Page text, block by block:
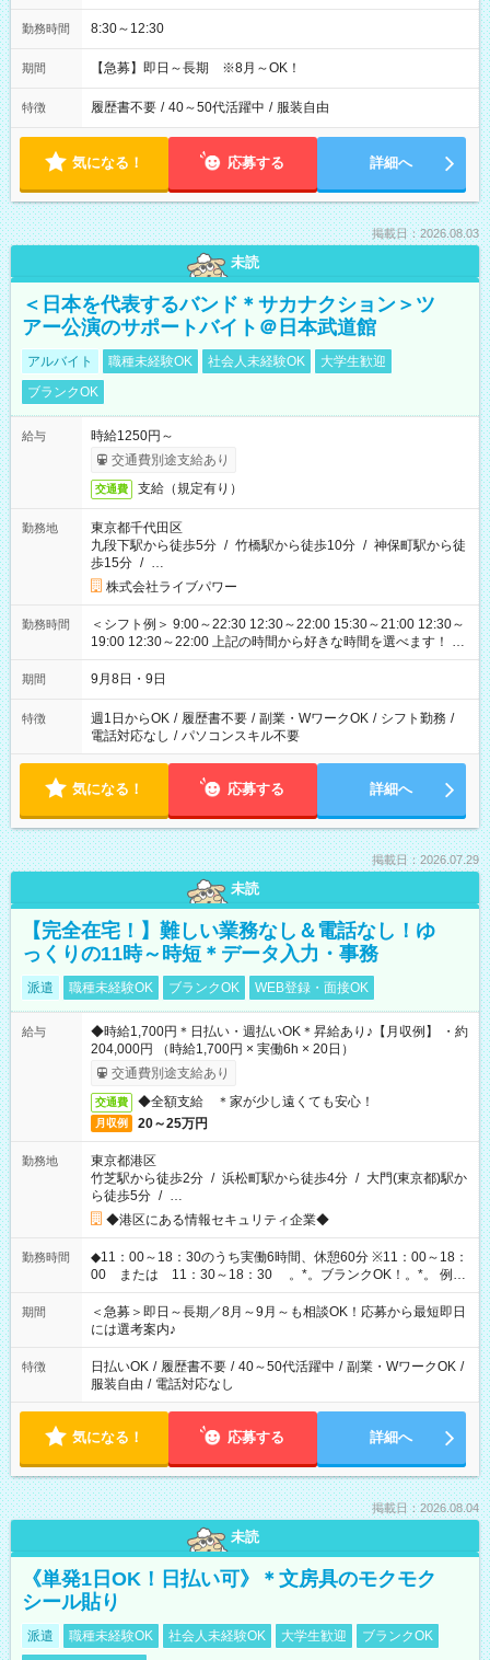
勤務時間 8:30～12:30
期間 【急募】即日～長期 ※8月～OK！
特徴 履歴書不要 / 40～50代活躍中 / 服装自由
気になる！ 応募する 詳細へ
掲載日：2026.08.03
未読
＜日本を代表するバンド＊サカナクション＞ツ
アー公演のサポートバイト＠日本武道館
アルバイト 職種未経験OK 社会人未経験OK
大学生歓迎
ブランクOK
給与
時給1250円～
交通費別途支給あり
交通費 支給（規定有り）
勤務地
東京都千代田区
九段下駅から徒歩5分 / 竹橋駅から徒歩10分 / 神保町駅から徒
歩15分 / …
株式会社ライブパワー
勤務時間
＜シフト例＞ 9:00～22:30 12:30～22:00 15:30～21:00 12:30～
19:00 12:30～22:00 上記の時間から好きな時間を選べます！ ※
時間は変更となる可能性があります
期間 9月8日・9日
特徴 週1日からOK / 履歴書不要 / 副業・WワークOK / シフト勤務 /
電話対応なし / パソコンスキル不要
気になる！ 応募する 詳細へ
掲載日：2026.07.29
未読
【完全在宅！】難しい業務なし＆電話なし！ゆ
っくりの11時～時短＊データ入力・事務
派遣 職種未経験OK ブランクOK WEB登録・面接OK
給与
◆時給1,700円＊日払い・週払いOK＊昇給あり♪【月収例】 ・約
204,000円 （時給1,700円 × 実働6h × 20日）
交通費別途支給あり
交通費 ◆全額支給 ＊家が少し遠くても安心！
月収例 20～25万円
勤務地
東京都港区
竹芝駅から徒歩2分 / 浜松町駅から徒歩4分 / 大門(東京都)駅か
ら徒歩5分 / …
◆港区にある情報セキュリティ企業◆
勤務時間
◆11：00～18：30のうち実働6時間、休憩60分 ※11：00～18：
00 または 11：30～18：30 。*。ブランクOK！。*。 例え
ば前職が、 在宅/財団法人/事務/コールセンター/受付/販売/カフェ
スタッフ スイーツ販売/ホテルフロント/化粧品販売/など 様々な
業界から入社して活躍されています♪
期間
＜急募＞即日～長期／8月～9月～も相談OK！応募から最短即日
には選考案内♪
特徴 日払いOK / 履歴書不要 / 40～50代活躍中 / 副業・WワークOK /
服装自由 / 電話対応なし
気になる！ 応募する 詳細へ
掲載日：2026.08.04
未読
《単発1日OK！日払い可》＊文房具のモクモク
シール貼り
派遣 職種未経験OK 社会人未経験OK 大学生歓迎
ブランクOK